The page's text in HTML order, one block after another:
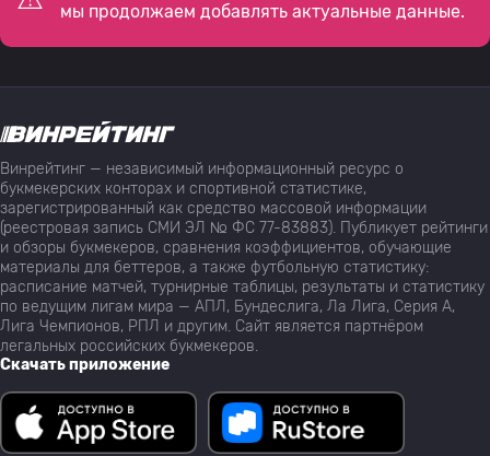
мы продолжаем добавлять актуальные данные.
Винрейтинг — независимый информационный ресурс о
букмекерских конторах и спортивной статистике,
зарегистрированный как средство массовой информации
(реестровая запись СМИ ЭЛ № ФС 77-83883). Публикует рейтинги
и обзоры букмекеров, сравнения коэффициентов, обучающие
материалы для беттеров, а также футбольную статистику:
расписание матчей, турнирные таблицы, результаты и статистику
по ведущим лигам мира — АПЛ, Бундеслига, Ла Лига, Серия А,
Лига Чемпионов, РПЛ и другим. Сайт является партнёром
легальных российских букмекеров.
Скачать приложение